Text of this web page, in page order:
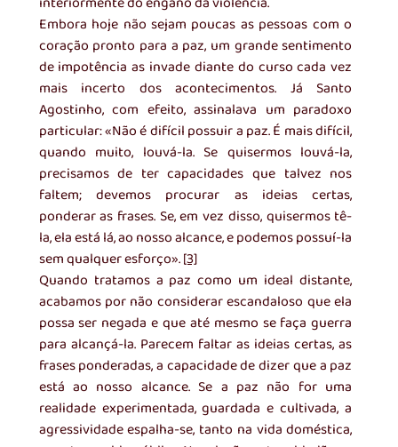
Embora hoje não sejam poucas as pessoas com o
coração pronto para a paz, um grande sentimento
de impotência as invade diante do curso cada vez
mais incerto dos acontecimentos. Já Santo
Agostinho, com efeito, assinalava um paradoxo
particular: «Não é difícil possuir a paz. É mais difícil,
quando muito, louvá-la. Se quisermos louvá-la,
precisamos de ter capacidades que talvez nos
faltem; devemos procurar as ideias certas,
ponderar as frases. Se, em vez disso, quisermos tê-
la, ela está lá, ao nosso alcance, e podemos possuí-la
sem qualquer esforço». [3]
Quando tratamos a paz como um ideal distante,
acabamos por não considerar escandaloso que ela
possa ser negada e que até mesmo se faça guerra
para alcançá-la. Parecem faltar as ideias certas, as
frases ponderadas, a capacidade de dizer que a paz
está ao nosso alcance. Se a paz não for uma
realidade experimentada, guardada e cultivada, a
agressividade espalha-se, tanto na vida doméstica,